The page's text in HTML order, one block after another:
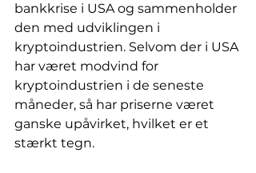
bankkrise i USA og sammenholder
den med udviklingen i
kryptoindustrien. Selvom der i USA
har været modvind for
kryptoindustrien i de seneste
måneder, så har priserne været
ganske upåvirket, hvilket er et
stærkt tegn.